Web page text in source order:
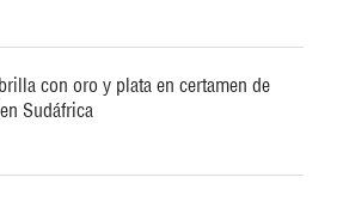
con oro y plata en certamen de
Sudáfrica